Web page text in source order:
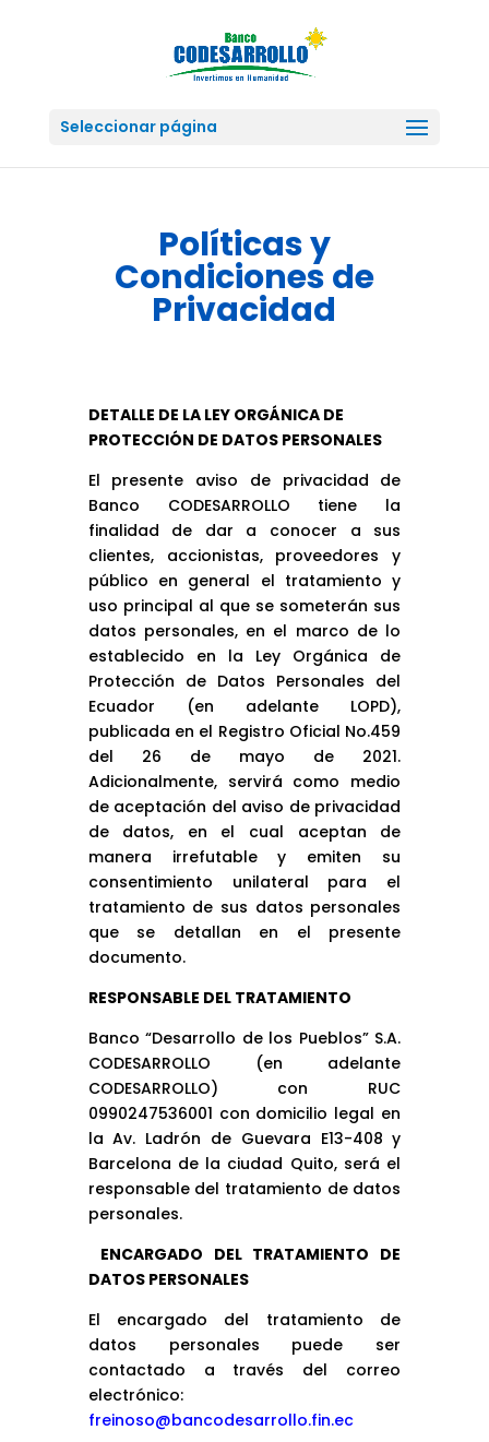
Seleccionar página
Políticas y
Condiciones de
Privacidad
DETALLE DE LA LEY ORGÁNICA DE
PROTECCIÓN DE DATOS PERSONALES
El presente aviso de privacidad de
Banco CODESARROLLO tiene la
finalidad de dar a conocer a sus
clientes, accionistas, proveedores y
público en general el tratamiento y
uso principal al que se someterán sus
datos personales, en el marco de lo
establecido en la Ley Orgánica de
Protección de Datos Personales del
Ecuador (en adelante LOPD),
publicada en el Registro Oficial No.459
del 26 de mayo de 2021.
Adicionalmente, servirá como medio
de aceptación del aviso de privacidad
de datos, en el cual aceptan de
manera irrefutable y emiten su
consentimiento unilateral para el
tratamiento de sus datos personales
que se detallan en el presente
documento.
RESPONSABLE DEL TRATAMIENTO
Banco “Desarrollo de los Pueblos” S.A.
CODESARROLLO (en adelante
CODESARROLLO) con RUC
0990247536001 con domicilio legal en
la Av. Ladrón de Guevara E13-408 y
Barcelona de la ciudad Quito, será el
responsable del tratamiento de datos
personales.
ENCARGADO DEL TRATAMIENTO DE
DATOS PERSONALES
El encargado del tratamiento de
datos personales puede ser
contactado a través del correo
electrónico:
freinoso@bancodesarrollo.fin.ec